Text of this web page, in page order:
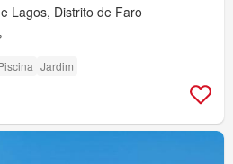
Lagos, Distrito de Faro
Jardim